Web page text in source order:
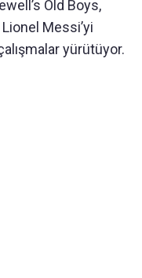
Old Boys,
Messi’yi
yürütüyor.